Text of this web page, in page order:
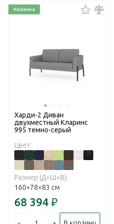
Новинка
Харди-2 Диван
двухместный Кларинс
995 темно-серый
Цвет:
Размер (Д×Ш×В):
160×78×83 см
68 394 ₽